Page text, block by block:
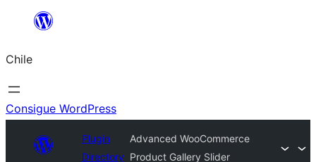
Saltar
contenido
Chile
Consigue WordPress
Plugin
Directory
Advanced WooCommerce
Product Gallery Slider